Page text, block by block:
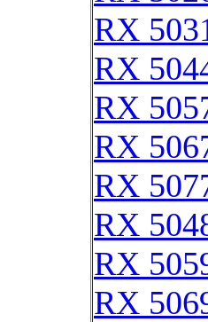
RX
RX
RX
RX
RX
RX
RX
RX